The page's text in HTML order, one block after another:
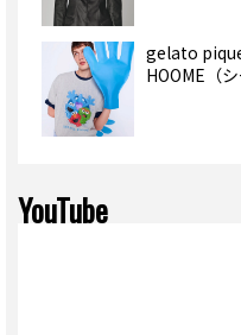
gelato
HOOME（
YouTube